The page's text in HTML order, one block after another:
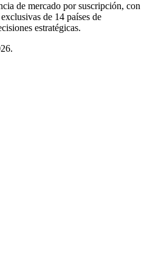
de mercado por suscripción, con
de 14 países de
estratégicas.